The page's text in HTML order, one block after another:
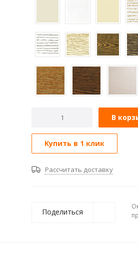
В
Купить в 1 клик
Рассчитать доставку
Поделиться